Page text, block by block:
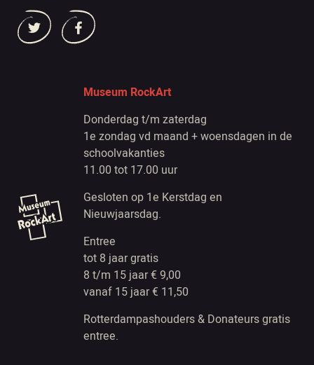
Museum RockArt
Donderdag t/m zaterdag
1e zondag vd maand + woensdagen in de
schoolvakanties
11.00 tot 17.00 uur
Gesloten op 1e Kerstdag en
Nieuwjaarsdag.
Entree
tot 8 jaar gratis
8 t/m 15 jaar € 9,00
vanaf 15 jaar € 11,50
Rotterdampashouders & Donateurs gratis
entree.